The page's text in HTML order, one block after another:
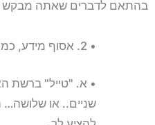
בהתאם לדברים שאתה מבקש
• 2. אסוף מידע, כמה שיותר – יותר טוב.
• א. "טייל" ברשת
שניים.. או